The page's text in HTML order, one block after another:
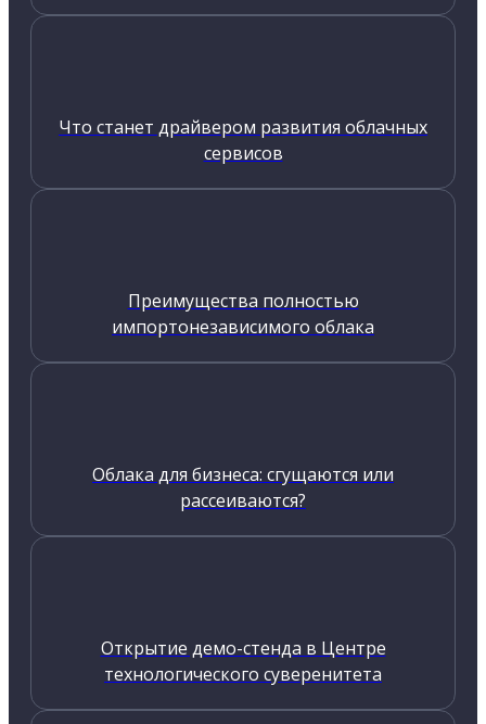
Что станет драйвером развития облачных
сервисов
Преимущества полностью
импортонезависимого облака
Облака для бизнеса: сгущаются или
рассеиваются?
Открытие демо-стенда в Центре
технологического суверенитета